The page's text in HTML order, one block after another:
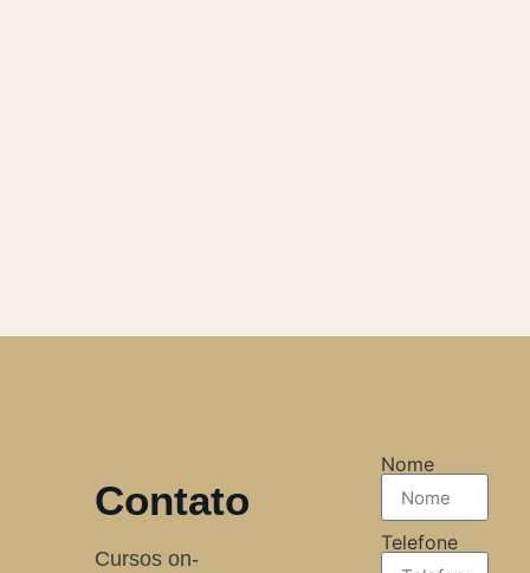
Contato
Cursos on-
Nome
Telefone